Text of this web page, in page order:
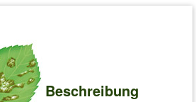
Beschreibung